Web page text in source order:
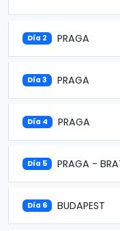
Día 2 PRAGA
Día 3 PRAGA
Día 4 PRAGA
Día 5 PRAGA -
Día 6 BUDAPEST